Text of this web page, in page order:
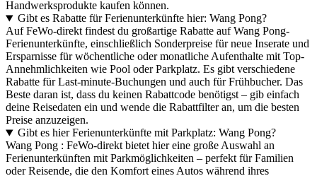
Handwerksprodukte kaufen können.
Gibt es Rabatte für Ferienunterkünfte hier: Wang Pong?
Auf FeWo-direkt findest du großartige Rabatte auf Wang Pong-
Ferienunterkünfte, einschließlich Sonderpreise für neue Inserate und
Ersparnisse für wöchentliche oder monatliche Aufenthalte mit Top-
Annehmlichkeiten wie Pool oder Parkplatz. Es gibt verschiedene
Rabatte für Last-minute-Buchungen und auch für Frühbucher. Das
Beste daran ist, dass du keinen Rabattcode benötigst – gib einfach
deine Reisedaten ein und wende die Rabattfilter an, um die besten
Preise anzuzeigen.
Gibt es hier Ferienunterkünfte mit Parkplatz: Wang Pong?
Wang Pong : FeWo-direkt bietet hier eine große Auswahl an
Ferienunterkünften mit Parkmöglichkeiten – perfekt für Familien
oder Reisende, die den Komfort eines Autos während ihres